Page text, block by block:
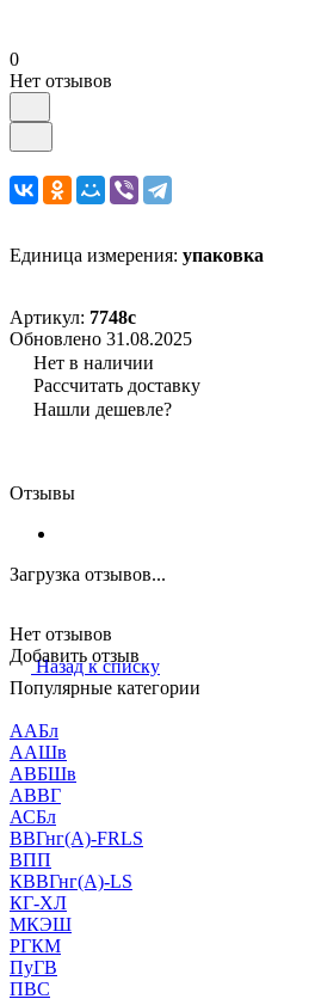
0
Нет отзывов
Единица измерения: упаковка
Артикул: 7748c
Обновлено 31.08.2025
Нет в наличии
Рассчитать доставку
Нашли дешевле?
Отзывы
Загрузка отзывов...
Нет отзывов
Добавить отзыв
Назад к списку
Популярные категории
ААБл
ААШв
АВБШв
АВВГ
АСБл
ВВГнг(А)-FRLS
ВПП
КВВГнг(А)-LS
КГ-ХЛ
МКЭШ
РГКМ
ПуГВ
ПВС